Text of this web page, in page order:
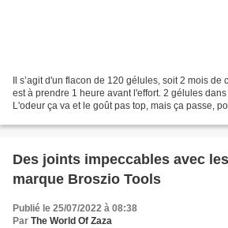
Il s’agit d'un flacon de 120 gélules, soit 2 mois de
est à prendre 1 heure avant l'effort. 2 gélules
L'odeur ça va et le goût pas top, mais ça passe,
Des joints impeccables avec
marque Broszio Tools
Publié le 25/07/2022 à 08:38
Par The World Of Zaza